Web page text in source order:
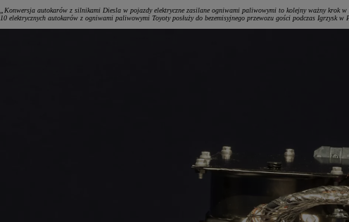
„Konwersja autokarów z silnikami Diesla w pojazdy elektryczne zasilane ogniwami paliwowymi to kolejny ważny krok
10 elektrycznych autokarów z ogniwami paliwowymi Toyoty posłuży do bezemisyjnego przewozu gości podczas Igrzysk w